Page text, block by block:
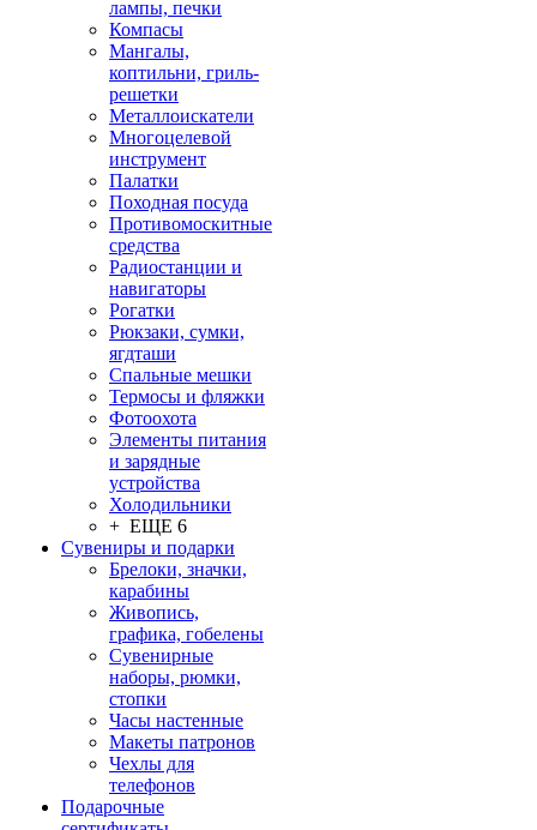
лампы, печки
Компасы
Мангалы,
коптильни, гриль-
решетки
Металлоискатели
Многоцелевой
инструмент
Палатки
Походная посуда
Противомоскитные
средства
Радиостанции и
навигаторы
Рогатки
Рюкзаки, сумки,
ягдташи
Спальные мешки
Термосы и фляжки
Фотоохота
Элементы питания
и зарядные
устройства
Холодильники
+ ЕЩЕ 6
Сувениры и подарки
Брелоки, значки,
карабины
Живопись,
графика, гобелены
Сувенирные
наборы, рюмки,
стопки
Часы настенные
Макеты патронов
Чехлы для
телефонов
Подарочные